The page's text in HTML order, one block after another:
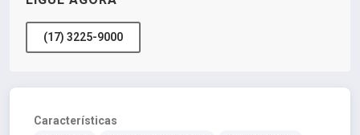
(17) 3225-9000
Características